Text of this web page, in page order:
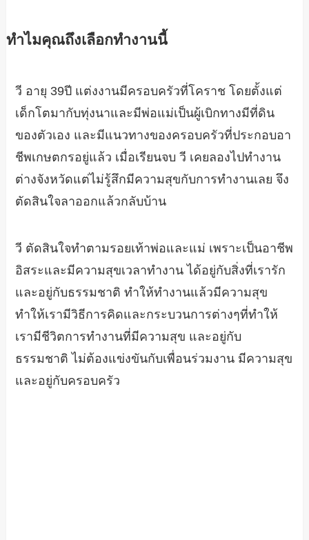
ทำไมคุณถึงเลือกทำงานนี้
วี อายุ 39ปี แต่งงานมีครอบครัวที่โคราช โดยตั้งแต่
เด็กโตมากับทุ่งนาและมีพ่อแม่เป็นผู้เบิกทางมีที่ดิน
ของตัวเอง และมีแนวทางของครอบครัวที่ประกอบอา
ชีพเกษตกรอยู่แล้ว เมื่อเรียนจบ วี เคยลองไปทำงาน
ต่างจังหวัดแต่ไม่รู้สึกมีความสุขกับการทำงานเลย จึง
ตัดสินใจลาออกแล้วกลับบ้าน
วี ตัดสินใจทำตามรอยเท้าพ่อและแม่ เพราะเป็นอาชีพ
อิสระและมีความสุขเวลาทำงาน ได้อยู่กับสิ่งที่เรารัก
และอยู่กับธรรมชาติ ทำให้ทำงานแล้วมีความสุข
ทำให้เรามีวิธีการคิดและกระบวนการต่างๆที่ทำให้
เรามีชีวิตการทำงานที่มีความสุข และอยู่กับ
ธรรมชาติ ไม่ต้องแข่งขันกับเพื่อนร่วมงาน มีความสุข
และอยู่กับครอบครัว